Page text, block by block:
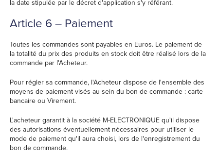
la date stipulée par le décret d'application s'y référant.
Article 6 – Paiement
Toutes les commandes sont payables en Euros. Le paiement de
la totalité du prix des produits en stock doit être réalisé lors de la
commande par l'Acheteur.
Pour régler sa commande, l'Acheteur dispose de l'ensemble des
moyens de paiement visés au sein du bon de commande : carte
bancaire ou Virement.
L'acheteur garantit à la société M-ELECTRONIQUE qu'il dispose
des autorisations éventuellement nécessaires pour utiliser le
mode de paiement qu'il aura choisi, lors de l'enregistrement du
bon de commande.